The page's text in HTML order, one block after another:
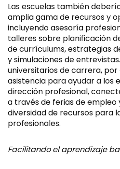
Las escuelas también
amplia gama de recursos y
incluyendo asesoría
talleres sobre planificación
de currículums, estrategias
y simulaciones de
universitarios de carrera,
asistencia para ayudar a los
dirección profesional,
a través de ferias de empleo
diversidad de recursos para
profesionales.
Facilitando el aprendizaje